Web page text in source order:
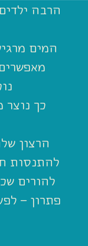
הרבה
המים
כך
הרצון
להתנסות
להורים
פתרון –